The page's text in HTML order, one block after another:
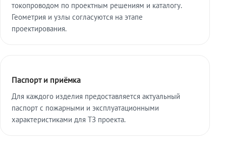
токопроводом по проектным решениям и каталогу.
Геометрия и узлы согласуются на этапе
проектирования.
Паспорт и приёмка
Для каждого изделия предоставляется актуальный
паспорт с пожарными и эксплуатационными
характеристиками для ТЗ проекта.